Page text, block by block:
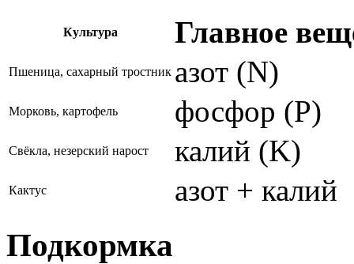
Культура Главное
Пшеница, сахарный тростник азот (N)
Морковь, картофель фосфор (P)
Свёкла, незерский нарост калий (K)
Кактус азот + калий
Подкормка